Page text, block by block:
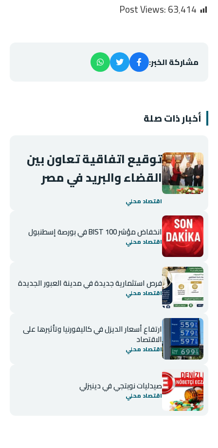
Post Views:63٬414
مشاركة الخبر:
أخبار ذات صلة
توقيع اتفاقية تعاون بين
القضاء والبريد في مصر
اقتصاد محلي
انخفاض مؤشر BIST 100 في بورصة إسطنبول
اقتصاد محلي
فرص استثمارية جديدة في مدينة العبور الجديدة
اقتصاد محلي
ارتفاع أسعار الديزل في كاليفورنيا وتأثيرها على
الاقتصاد
اقتصاد محلي
صيدليات نوبتجي في دينيزلي
اقتصاد محلي